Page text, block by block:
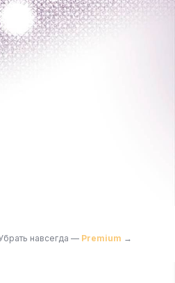
навсегда — Premium →